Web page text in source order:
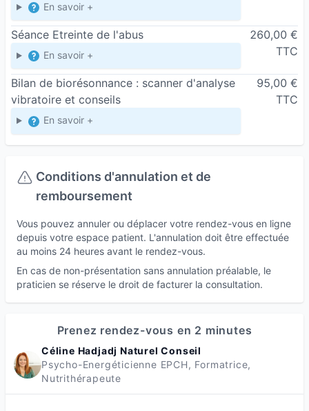
En savoir +
Séance Etreinte de l'abus
En savoir +
260,00 €
TTC
Bilan de biorésonnance : scanner d'analyse
vibratoire et conseils
En savoir +
95,00 €
TTC
Conditions d'annulation et de
remboursement
Vous pouvez annuler ou déplacer votre rendez-vous en ligne
depuis votre espace patient. L'annulation doit être effectuée
au moins 24 heures avant le rendez-vous.
En cas de non-présentation sans annulation préalable, le
praticien se réserve le droit de facturer la consultation.
Prenez rendez-vous en 2 minutes
Céline Hadjadj Naturel Conseil
Psycho-Energéticienne EPCH, Formatrice,
Nutrithérapeute